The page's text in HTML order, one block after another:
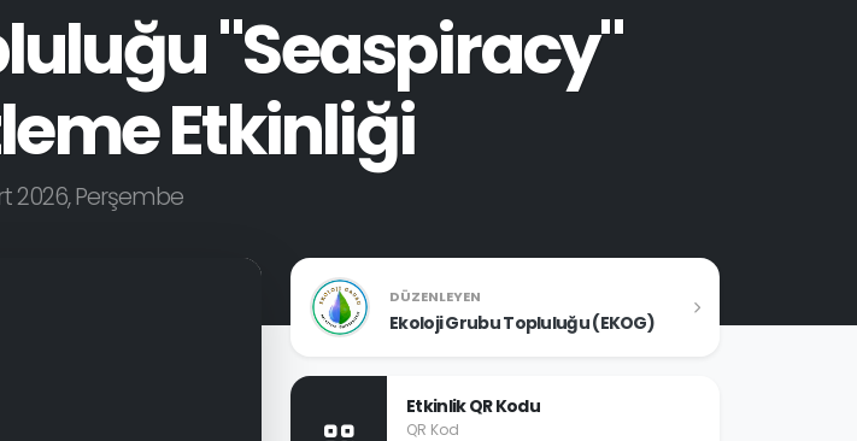
"Seaspiracy"
Etkinliği
2026, Perşembe
DÜZENLEYEN
Ekoloji Grubu Topluluğu (EKOG)
Etkinlik QR Kodu
QR Kod